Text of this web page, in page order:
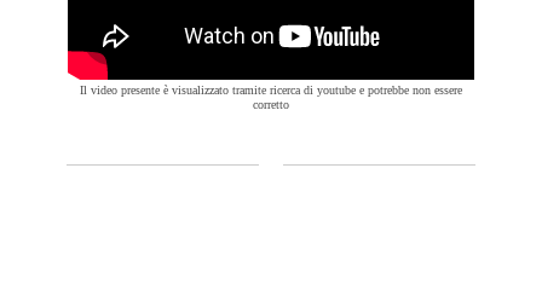
Il video presente è visualizzato tramite ricerca di youtube e potrebbe non essere
corretto